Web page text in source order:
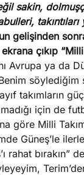
sakin,
takıntıları
gelişinden
çıkıp “Milli
Avrupa ya da
söylediğim
takımların
için de
Milli
Güneş’le
rahat bırakın”